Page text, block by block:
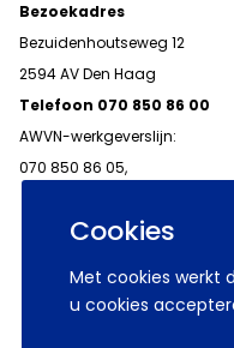
Cookies
Met cookies werkt
u cookies
Bezoekadres
Bezuidenhoutseweg 12
2594 AV Den Haag
Telefoon 070 850 86 00
AWVN-werkgeverslijn:
070 850 86 05,
© 2026 AWVN